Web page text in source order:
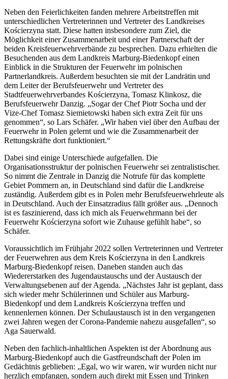
Neben den Feierlichkeiten fanden mehrere Arbeitstreffen mit
unterschiedlichen Vertreterinnen und Vertreter des Landkreises
Kościerzyna statt. Diese hatten insbesondere zum Ziel, die
Möglichkeit einer Zusammenarbeit und einer Partnerschaft der
beiden Kreisfeuerwehrverbände zu besprechen. Dazu erhielten die
Besuchenden aus dem Landkreis Marburg-Biedenkopf einen
Einblick in die Strukturen der Feuerwehr im polnischen
Partnerlandkreis. Außerdem besuchten sie mit der Landrätin und
dem Leiter der Berufsfeuerwehr und Vertreter des
Stadtfeuerwehrverbandes Kościerzyna, Tomasz Klinkosz, die
Berufsfeuerwehr Danzig. „Sogar der Chef Piotr Socha und der
Vize-Chef Tomasz Siemietowski haben sich extra Zeit für uns
genommen“, so Lars Schäfer. „Wir haben viel über den Aufbau der
Feuerwehr in Polen gelernt und wie die Zusammenarbeit der
Rettungskräfte dort funktioniert.“
Dabei sind einige Unterschiede aufgefallen. Die
Organisationsstruktur der polnischen Feuerwehr sei zentralistischer.
So nimmt die Zentrale in Danzig die Notrufe für das komplette
Gebiet Pommern an, in Deutschland sind dafür die Landkreise
zuständig. Außerdem gibt es in Polen mehr Berufsfeuerwehrleute als
in Deutschland. Auch der Einsatzradius fällt größer aus. „Dennoch
ist es faszinierend, dass ich mich als Feuerwehrmann bei der
Feuerwehr Kościerzyna sofort wie Zuhause gefühlt habe“, so
Schäfer.
Voraussichtlich im Frühjahr 2022 sollen Vertreterinnen und Vertreter
der Feuerwehren aus dem Kreis Kościerzyna in den Landkreis
Marburg-Biedenkopf reisen. Daneben standen auch das
Wiedererstarken des Jugendaustauschs und der Austausch der
Verwaltungsebenen auf der Agenda. „Nächstes Jahr ist geplant, dass
sich wieder mehr Schülerinnen und Schüler aus Marburg-
Biedenkopf und dem Landkreis Kościerzyna treffen und
kennenlernen können. Der Schulaustausch ist in den vergangenen
zwei Jahren wegen der Corona-Pandemie nahezu ausgefallen“, so
Aga Sauerwald.
Neben den fachlich-inhaltlichen Aspekten ist der Abordnung aus
Marburg-Biedenkopf auch die Gastfreundschaft der Polen im
Gedächtnis geblieben: „Egal, wo wir waren, wir wurden nicht nur
herzlich empfangen, sondern auch direkt mit Essen und Trinken